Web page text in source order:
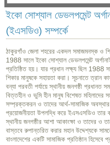
ইকো সোশ্যাল ডেভলপমেন্ট
(ইএসডিও) সম্পর্কে
ঠাকুরগাঁও জেলা শহরের একদল সমাজমনস্ক ও
1988 সালে ইকো সোশ্যাল ডেভলপমেন্ট
প্রতিষ্ঠিত হয়। যার প্রধান লক্ষ্য ছিল 1988
শিকার মানুষকে সহায়তা করা। সূচনাতে ত্রান
বন্যা পরবতী পর্যায়ে স্থানীয় জনগষ্ঠী প্রধানত
বিত্তহীন ও ভুমি হীন মানুষ বিশেষত মহিলাদের
সম্প্রক্তকরন ও তাদের আর্থ-সামাজিক অবস্থার
প্রয়োজনীয়তা উপলদ্ধি করে ইএসএসডিও তার
স্থানীয় জনগষ্ঠীর আশা আকাংক্ষা ও তাদের ও
বাস্তবে রুপান্তরিত করার মহান উদ্দেশ্যকে
বাংলাদেশের একটি সামাজিক প্রতিষ্ঠান হিসেবে